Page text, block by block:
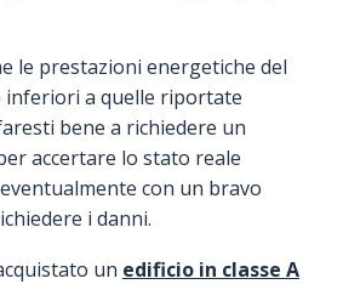
le prestazioni energetiche del
inferiori a quelle riportate
bene a richiedere un
accertare lo stato reale
con un bravo
i danni.
un edificio in classe A